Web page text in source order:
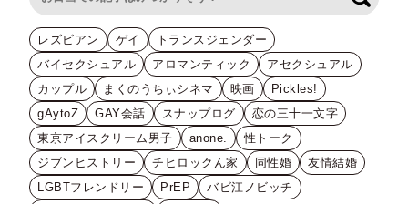
レズビアン ゲイ
トランスジェンダー
バイセクシュアル
アロマンティック
アセクシュアル
カップル
まくのうちぃシネマ 映画
Pickles!
gAytoZ
GAY会話 スナップログ
恋の三十一文字
東京アイスクリーム男子
anone.
性トーク
ジブンヒストリー
チヒロックん家 同性婚
友情結婚
LGBTフレンドリー
PrEP バビ江ノビッチ